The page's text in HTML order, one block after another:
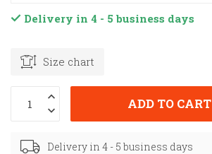
Delivery in 4 - 5 business days
Size chart
ADD TO CART
Delivery in 4 - 5 business days